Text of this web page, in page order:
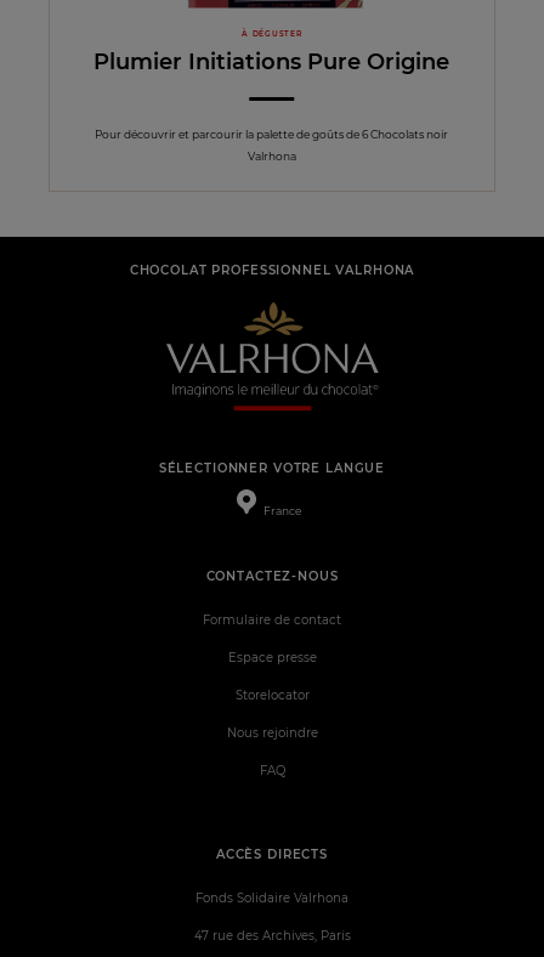
À DÉGUSTER
Plumier Initiations Pure Origine
Pour découvrir et parcourir la palette de goûts de 6 Chocolats noir
Valrhona
CHOCOLAT PROFESSIONNEL VALRHONA
SÉLECTIONNER VOTRE LANGUE
France
ACCÈS DIRECTS
Fonds Solidaire Valrhona
47 rue des Archives, Paris
CONTACTEZ-NOUS
Formulaire de contact
Espace presse
Storelocator
Nous rejoindre
FAQ